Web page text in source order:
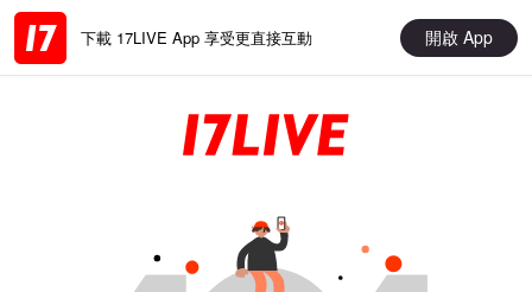
下載 17LIVE App 享受更直接互動 開啟 App